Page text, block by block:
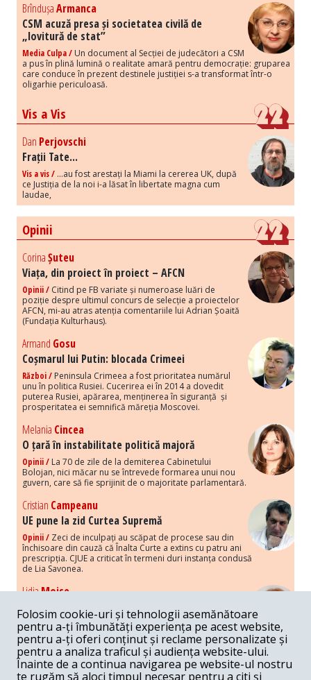
BrîndușaArmanca
CSM acuză presa și societatea civilă de
„lovitură de stat”
Media Culpa / Un document al Secției de judecători a CSM
a pus în plină lumină o realitate amară pentru democrație: gruparea
care conduce în prezent destinele justiției s-a transformat într-o
oligarhie periculoasă.
Vis a Vis
Dan Perjovschi
Frații Tate...
Vis a vis / ...au fost arestați la Miami la cererea UK, după
ce Justiția de la noi i-a lăsat în libertate magna cum
laudae,
Opinii
CorinaȘuteu
Viața, din proiect în proiect – AFCN
Opinii / Citind pe FB variate și numeroase luări de
poziție despre ultimul concurs de selecție a proiectelor
AFCN, mi-au atras atenția comentariile lui Adrian Șoaită
(Fundația Kulturhaus).
Armand Gosu
Coșmarul lui Putin: blocada Crimeei
Război / Peninsula Crimeea a fost prioritatea numărul
unu în politica Rusiei. Cucerirea ei în 2014 a dovedit
puterea Rusiei, apărarea, menținerea în siguranță și
prosperitatea ei semnifică măreția Moscovei.
Melania Cincea
O țară în instabilitate politică majoră
Opinii / La 70 de zile de la demiterea Cabinetului
Bolojan, nici măcar nu se întrevede formarea unui nou
guvern, care să fie sprijinit de o majoritate parlamentară.
Cristian Campeanu
UE pune la zid Curtea Supremă
Opinii / Zeci de inculpați au scăpat de procese sau din
închisoare din cauză că Înalta Curte a extins cu patru ani
prescripția. CJUE a criticat în termeni duri instanța condusă
de Lia Savonea.
LidiaMoise
Costurile economice ale haosului politic
Opinii / Economia nu poate rezista cu retorica falsă a
susținerii intereselor poporului, care, de fapt, ascunde
obsesia menținerii privilegiilor și a averilor unor caste.
Melania Cincea
Folosim cookie-uri și tehnologii asemănătoare
pentru a-ți îmbunătăți experiența pe acest website,
pentru a-ți oferi conținut și reclame personalizate și
pentru a analiza traficul și audiența website-ului.
Înainte de a continua navigarea pe website-ul nostru
te rugăm să aloci timpul necesar pentru a citi și